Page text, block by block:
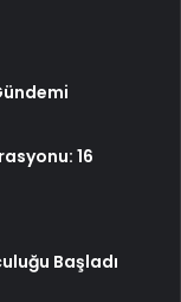
16
Başladı